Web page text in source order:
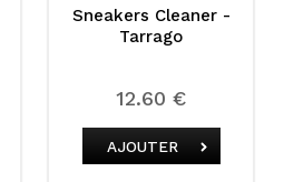
Sneakers Cleaner -
Tarrago
12.60 €
AJOUTER